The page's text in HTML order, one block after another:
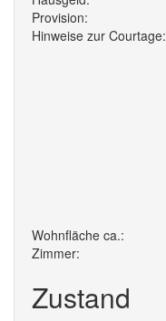
Provision:
Hinweise zur Courtage:
Wohnfläche ca.:
Zimmer:
Zustand